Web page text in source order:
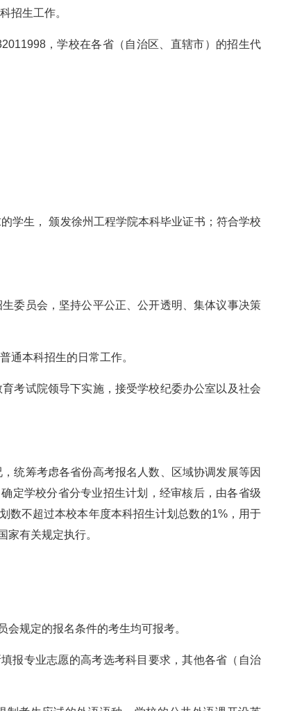
招生工作。
，学校在各省（自治区、直辖市）的招生代
学生， 颁发徐州工程学院本科毕业证书；符合学校
委员会，坚持公平公正、公开透明、集体议事决策
通本科招生的日常工作。
考试院领导下实施，接受学校纪委办公室以及社会
统筹考虑各省份高考报名人数、区域协调发展等因
定学校分省分专业招生计划，经审核后，由各省级
数不超过本校本年度本科招生计划总数的1%，用于
有关规定执行。
会规定的报名条件的考生均可报考。
报专业志愿的高考选考科目要求，其他各省（自治